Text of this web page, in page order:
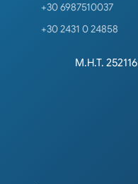
+30 6987510037
+30 2431 0 24858
Μ.Η.Τ. 252116